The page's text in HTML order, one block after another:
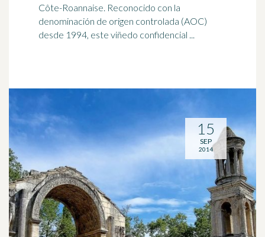
Côte-Roannaise. Reconocido con la
denominación de origen controlada (AOC)
desde 1994, este viñedo confidencial ...
15
SEP
2014